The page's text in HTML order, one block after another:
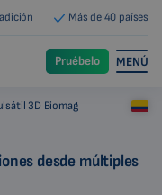
Más de 40 países
Pruébelo MENÚ
3D Biomag
desde múltiples